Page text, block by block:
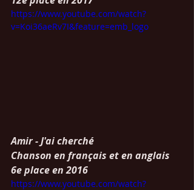
https://www.youtube.com/watch?
v=Koi36aeRv7I&feature=emb_logo
Amir - J'ai cherché
Chanson en français et en anglais
6e place en 2016
https://www.youtube.com/watch?